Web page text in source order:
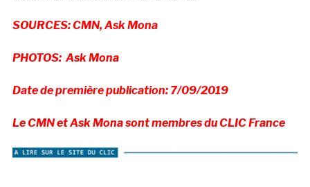
SOURCES: CMN, Ask Mona
PHOTOS: Ask Mona
Date de première publication: 7/09/2019
Le CMN et Ask Mona sont membres du CLIC France